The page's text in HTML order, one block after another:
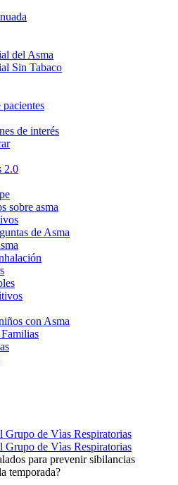
del Asma
Sin Tabaco
pacientes
de interés
2.0
sobre asma
de Asma
con Asma
Grupo de Vìas Respiratorias
Grupo de Vìas Respiratorias
para prevenir sibilancias
temporada?